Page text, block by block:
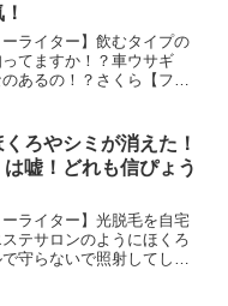
ライター】飲むタイプの
てますか！？車ウサギ
あるの！？さくら【フリ
い！さくら【フリーライ
毛剤と言えば...
ろやシミが消えた！
は嘘！どれも信ぴょう
ライター】光脱毛を自宅
テサロンのようにほくろ
守らないで照射してしま